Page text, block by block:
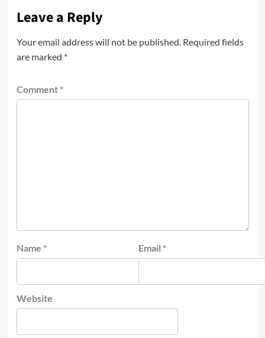
Leave a Reply
Your email address will not be published. Required fields
are marked *
Comment *
Name * Email *
Website